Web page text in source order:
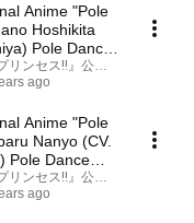
Anime "Pole
Hoshikita
Pole Dance
リンセス‼』公式チャンネル
ago
Anime "Pole
Nanyo (CV.
Pole Dance
リンセス‼』公式チャンネル
ago